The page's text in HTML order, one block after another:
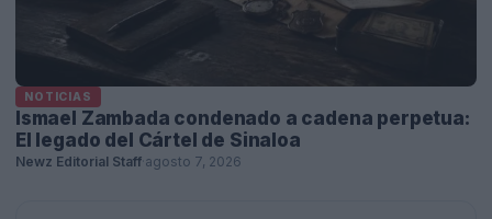
NOTICIAS
Ismael Zambada condenado a cadena perpetua:
El legado del Cártel de Sinaloa
Newz Editorial Staff agosto 7, 2026